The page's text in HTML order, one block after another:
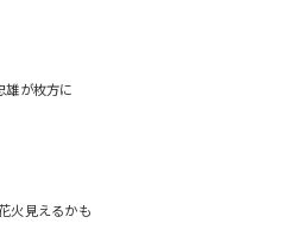
雄が枚方に
火見えるかも